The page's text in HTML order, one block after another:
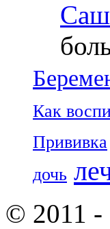
Как
Прививка
дочь
© 2011 -